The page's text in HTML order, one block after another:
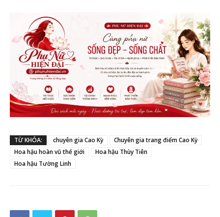
TỪ KHÓA: chuyên gia Cao Kỳ
Chuyên gia trang điểm Cao Kỳ
Hoa hậu hoàn vũ thế giới
Hoa hậu Thùy Tiên
Hoa hậu Tường Linh